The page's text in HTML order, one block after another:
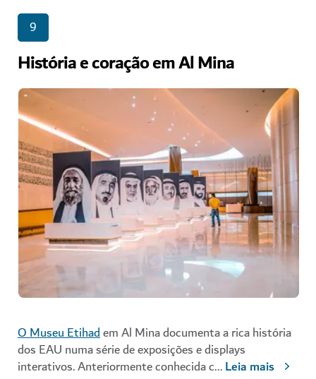
9
História e coração em Al Mina
O Museu Etihadem Al Mina documenta a rica história
dos EAU numa série de exposições e displays
interativos. Anteriormente conhecida c...Leia mais